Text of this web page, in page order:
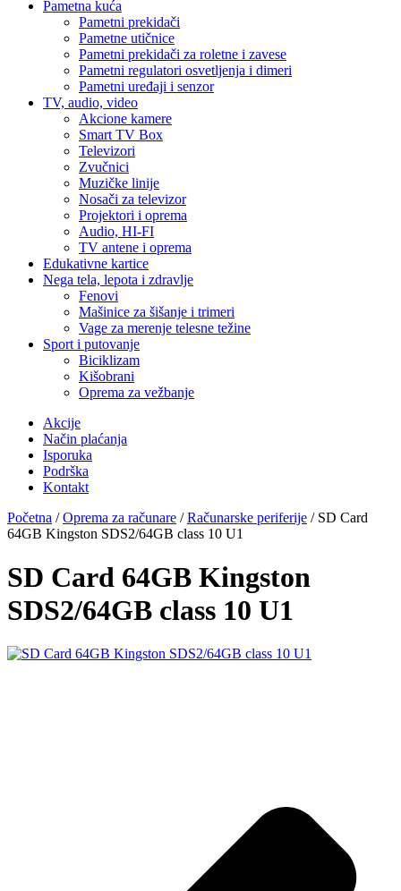
Pametna kuća
Pametni prekidači
Pametne utičnice
Pametni prekidači za roletne i zavese
Pametni regulatori osvetljenja i dimeri
Pametni uređaji i senzor
TV, audio, video
Akcione kamere
Smart TV Box
Televizori
Zvučnici
Muzičke linije
Nosači za televizor
Projektori i oprema
Audio, HI-FI
TV antene i oprema
Edukativne kartice
Nega tela, lepota i zdravlje
Fenovi
Mašinice za šišanje i trimeri
Vage za merenje telesne težine
Sport i putovanje
Biciklizam
Kišobrani
Oprema za vežbanje
Akcije
Način plaćanja
Isporuka
Podrška
Kontakt
Početna /Oprema za računare /Računarske periferije / SD Card
64GB Kingston SDS2/64GB class 10 U1
SD Card 64GB Kingston
SDS2/64GB class 10 U1